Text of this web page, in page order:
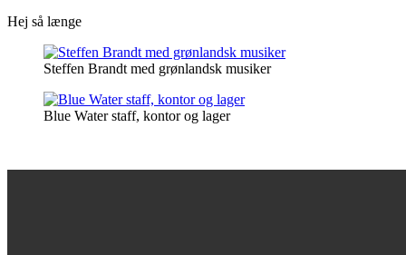
Hej så længe
Steffen Brandt med grønlandsk musiker
Blue Water staff, kontor og lager